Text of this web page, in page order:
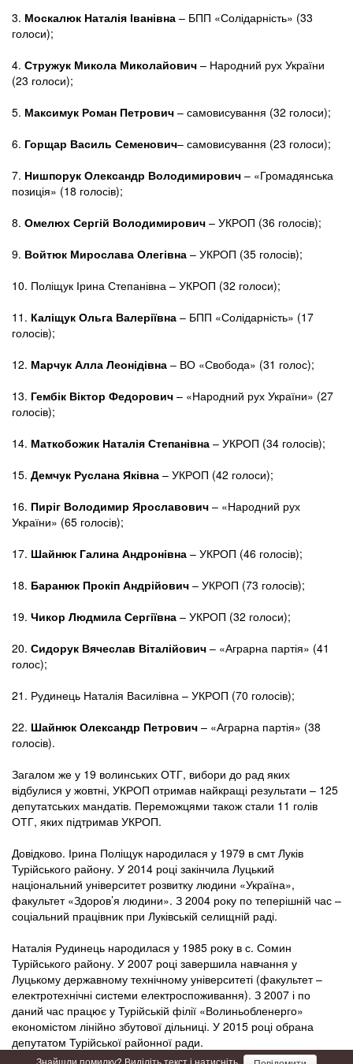
3. Москалюк Наталія Іванівна – БПП «Солідарність» (33
голоси);
4. Стружук Микола Миколайович – Народний рух України
(23 голоси);
5. Максимук Роман Петрович – самовисування (32 голоси);
6. Горщар Василь Семенович– самовисування (23 голоси);
7. Нишпорук Олександр Володимирович – «Громадянська
позиція» (18 голосів);
8. Омелюх Сергій Володимирович – УКРОП (36 голосів);
9. Войтюк Мирослава Олегівна – УКРОП (35 голосів);
10. Поліщук Ірина Степанівна – УКРОП (32 голоси);
11. Каліщук Ольга Валеріївна – БПП «Солідарність» (17
голосів);
12. Марчук Алла Леонідівна – ВО «Свобода» (31 голос);
13. Гембік Віктор Федорович – «Народний рух України» (27
голосів);
14. Маткобожик Наталія Степанівна – УКРОП (34 голосів);
15. Демчук Руслана Яківна – УКРОП (42 голоси);
16. Пиріг Володимир Ярославович – «Народний рух
України» (65 голосів);
17. Шайнюк Галина Андронівна – УКРОП (46 голосів);
18. Баранюк Прокіп Андрійович – УКРОП (73 голосів);
19. Чикор Людмила Сергіївна – УКРОП (32 голоси);
20. Сидорук Вячеслав Віталійович – «Аграрна партія» (41
голос);
21. Рудинець Наталія Василівна – УКРОП (70 голосів);
22. Шайнюк Олександр Петрович – «Аграрна партія» (38
голосів).
Загалом же у 19 волинських ОТГ, вибори до рад яких
відбулися у жовтні, УКРОП отримав найкращі результати – 125
депутатських мандатів. Переможцями також стали 11 голів
ОТГ, яких підтримав УКРОП.
Довідково. Ірина Поліщук народилася у 1979 в смт Луків
Турійського району. У 2014 році закінчила Луцький
національний університет розвитку людини «Україна»,
факультет «Здоров’я людини». З 2004 року по теперішній час –
соціальний працівник при Луківській селищній раді.
Наталія Рудинець народилася у 1985 року в с. Сомин
Турійського району. У 2007 році завершила навчання у
Луцькому державному технічному університеті (факультет –
електротехнічні системи електроспоживання). З 2007 і по
даний час працює у Турійській філії «Волиньобленерго»
економістом лінійно збутової дільниці. У 2015 році обрана
депутатом Турійської районної ради.